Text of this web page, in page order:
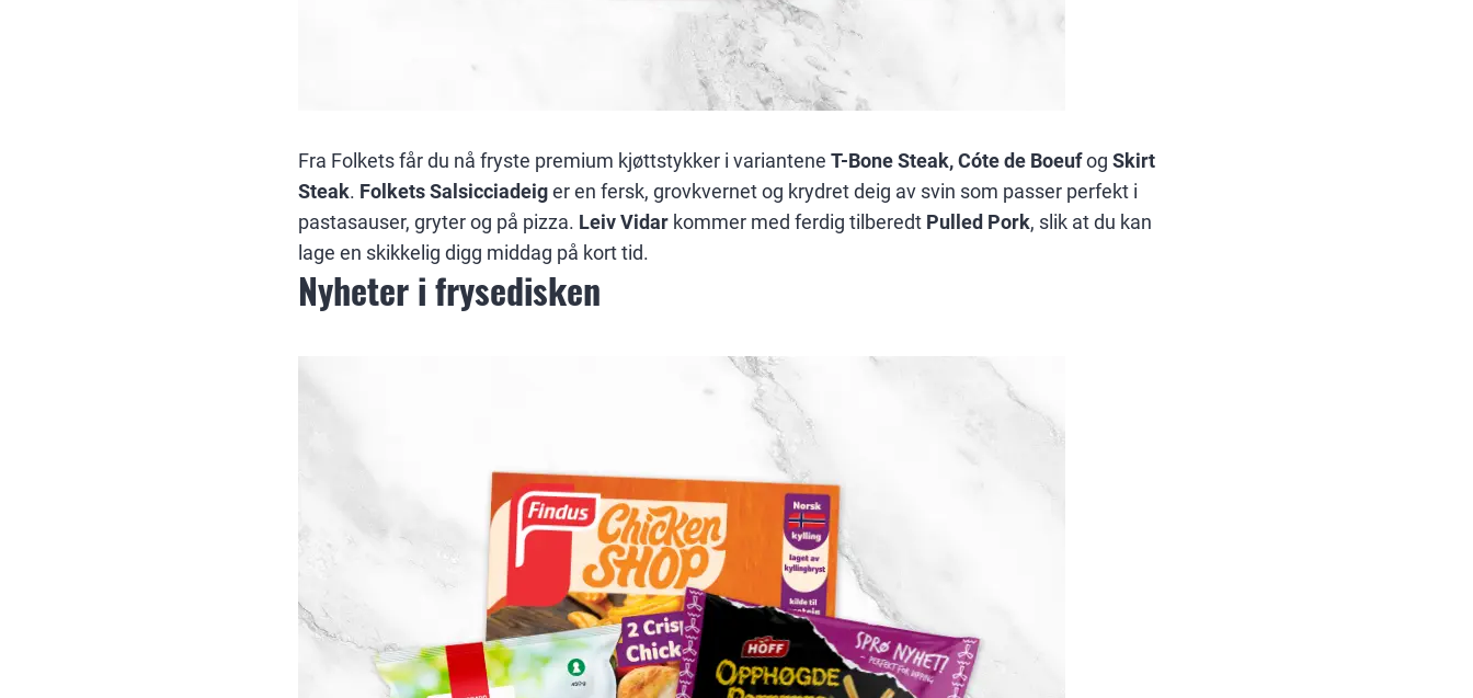
Fra Folkets får du nå fryste premium kjøttstykker i variantene T-Bone Steak, Cóte de Boeufog Skirt
Steak. Folkets Salsicciadeiger en fersk, grovkvernet og krydret deig av svin som passer perfekt i
pastasauser, gryter og på pizza. Leiv Vidar kommer med ferdig tilberedt Pulled Pork, slik at du kan
lage en skikkelig digg middag på kort tid.
Nyheter i frysedisken